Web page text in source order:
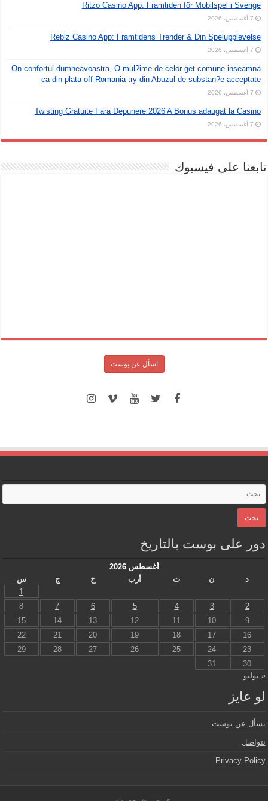
Ritzo Casino App: Framtiden för Mobilspel i Sverige
7 أغسطس، 2026
Reblz Casino App: Framtidens Trender & Din Spelupplevelse
7 أغسطس، 2026
On confortul dumneavoastra, O mul?ime de celor get comune inseamna
ca din plata off Romania try din Abuzul de substan?e acceptate
7 أغسطس، 2026
Twisting Gratuite Fara Depunere 2026 A Bonus adaugat la Casino
7 أغسطس، 2026
تابعنا على فيسبوك
اسأل عن بوست
دور على بوست بالتاريخ
أغسطس 2026
د
ن ث أرب خ ج
س
1
2
3
4
5
6
7
8
9
10
11
12
13
14
15
16
17
18
19
20
21
22
23
24
25
26
27
28
29
30
31
« يوليو
لو عايز
تسأل عن بوست
نتواصل
Privacy Policy